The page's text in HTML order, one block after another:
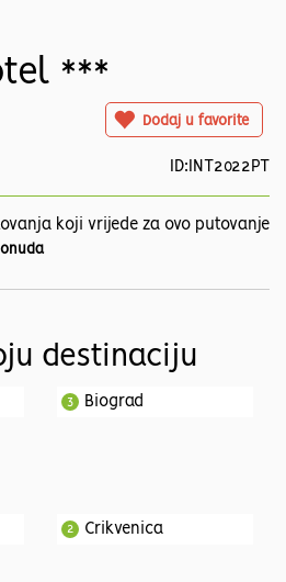
***
Dodaj u favorite
ID:INT2022PT
koji vrijede za ovo putovanje
destinaciju
Biograd
3
Crikvenica
2